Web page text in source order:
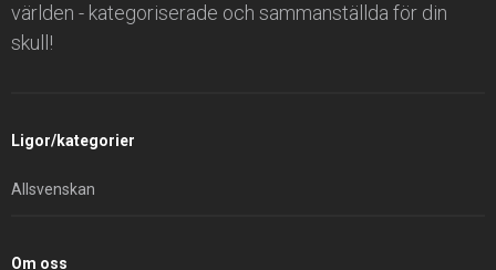
världen - kategoriserade och sammanställda för din
skull!
Ligor/kategorier
Allsvenskan
Om oss